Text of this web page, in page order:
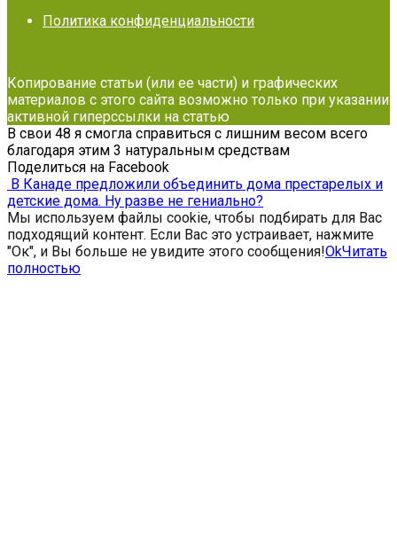
Политика конфиденциальности
Копирование статьи (или ее части) и графических
материалов с этого сайта возможно только при указании
активной гиперссылки на статью
В свои 48 я смогла справиться с лишним весом всего
благодаря этим 3 натуральным средствам
Поделиться на Facebook
В Канаде предложили объединить дома престарелых и
детские дома. Ну разве не гениально?
Мы используем файлы cookie, чтобы подбирать для Вас
подходящий контент. Если Вас это устраивает, нажмите
"Ок", и Вы больше не увидите этого сообщения!OkЧитать
полностью